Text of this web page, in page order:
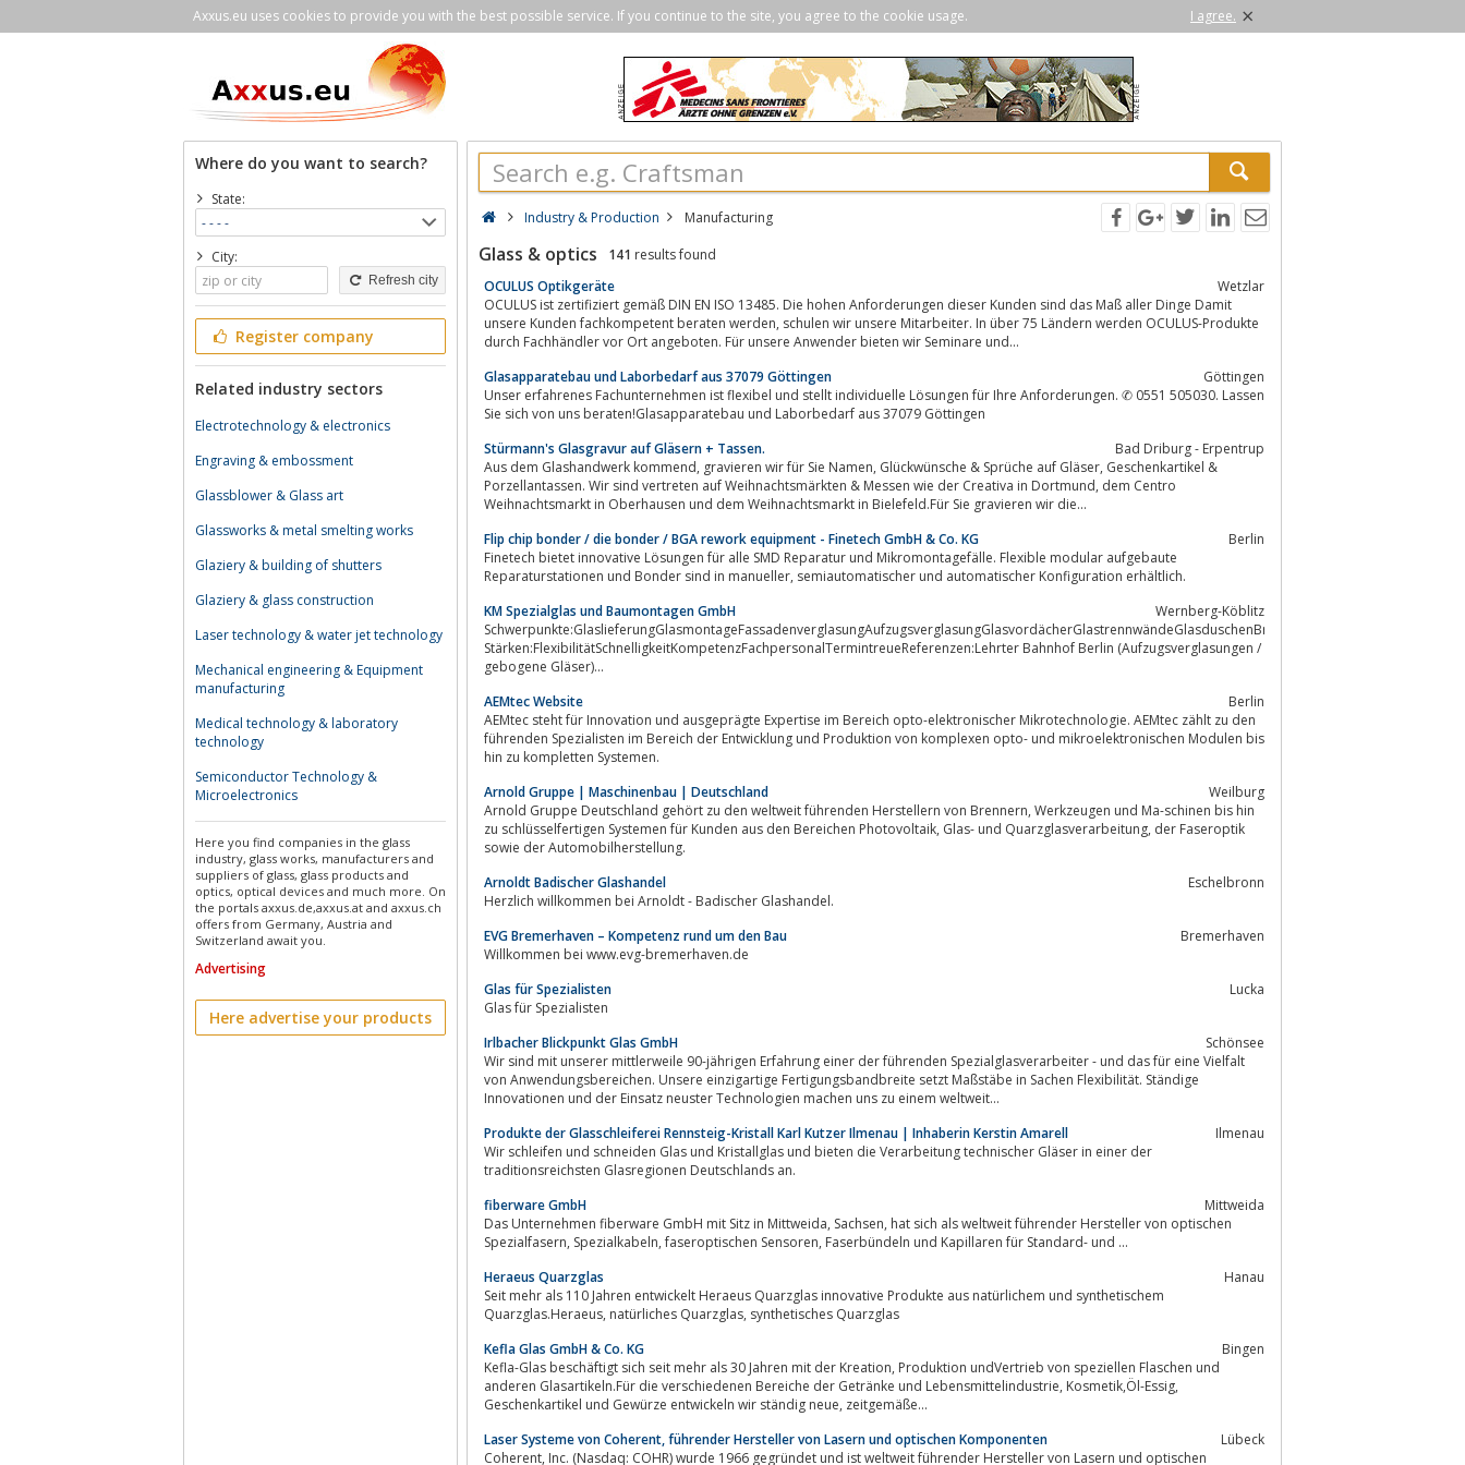
Axxus.eu uses cookies to provide you with the best possible service. If you continue to the site, you agree to the cookie usage. I agree. ×
Where do you want to search?
State:
City:
Refresh city
Register company
Related industry sectors
Electrotechnology & electronics
Engraving & embossment
Glassblower & Glass art
Glassworks & metal smelting works
Glaziery & building of shutters
Glaziery & glass construction
Laser technology & water jet technology
Mechanical engineering & Equipment
manufacturing
Medical technology & laboratory
technology
Semiconductor Technology &
Microelectronics
Here you find companies in the glass
industry, glass works, manufacturers and
suppliers of glass, glass products and
optics, optical devices and much more. On
the portals axxus.de,axxus.at and axxus.ch
offers from Germany, Austria and
Switzerland await you.
Advertising
Here advertise your products
Industry & Production Manufacturing
Glass & optics 141 results found
OCULUS Optikgeräte
Wetzlar
OCULUS ist zertifiziert gemäß DIN EN ISO 13485. Die hohen Anforderungen dieser Kunden sind das Maß aller Dinge Damit
unsere Kunden fachkompetent beraten werden, schulen wir unsere Mitarbeiter. In über 75 Ländern werden OCULUS-Produkte
durch Fachhändler vor Ort angeboten. Für unsere Anwender bieten wir Seminare und...
Glasapparatebau und Laborbedarf aus 37079 Göttingen
Göttingen
Unser erfahrenes Fachunternehmen ist flexibel und stellt individuelle Lösungen für Ihre Anforderungen. ✆ 0551 505030. Lassen
Sie sich von uns beraten!Glasapparatebau und Laborbedarf aus 37079 Göttingen
Stürmann's Glasgravur auf Gläsern + Tassen.
Bad Driburg - Erpentrup
Aus dem Glashandwerk kommend, gravieren wir für Sie Namen, Glückwünsche & Sprüche auf Gläser, Geschenkartikel &
Porzellantassen. Wir sind vertreten auf Weihnachtsmärkten & Messen wie der Creativa in Dortmund, dem Centro
Weihnachtsmarkt in Oberhausen und dem Weihnachtsmarkt in Bielefeld.Für Sie gravieren wir die...
Flip chip bonder / die bonder / BGA rework equipment - Finetech GmbH & Co. KG
Berlin
Finetech bietet innovative Lösungen für alle SMD Reparatur und Mikromontagefälle. Flexible modular aufgebaute
Reparaturstationen und Bonder sind in manueller, semiautomatischer und automatischer Konfiguration erhältlich.
KM Spezialglas und Baumontagen GmbH
Wernberg-Köblitz
Schwerpunkte:GlaslieferungGlasmontageFassadenverglasungAufzugsverglasungGlasvordächerGlastrennwändeGlasduschenBrandschutzgläserUnsere
Stärken:FlexibilitätSchnelligkeitKompetenzFachpersonalTermintreueReferenzen:Lehrter Bahnhof Berlin (Aufzugsverglasungen /
gebogene Gläser)...
AEMtec Website
Berlin
AEMtec steht für Innovation und ausgeprägte Expertise im Bereich opto-elektronischer Mikrotechnologie. AEMtec zählt zu den
führenden Spezialisten im Bereich der Entwicklung und Produktion von komplexen opto- und mikroelektronischen Modulen bis
hin zu kompletten Systemen.
Arnold Gruppe | Maschinenbau | Deutschland
Weilburg
Arnold Gruppe Deutschland gehört zu den weltweit führenden Herstellern von Brennern, Werkzeugen und Ma-schinen bis hin
zu schlüsselfertigen Systemen für Kunden aus den Bereichen Photovoltaik, Glas- und Quarzglasverarbeitung, der Faseroptik
sowie der Automobilherstellung.
Arnoldt Badischer Glashandel
Eschelbronn
Herzlich willkommen bei Arnoldt - Badischer Glashandel.
EVG Bremerhaven – Kompetenz rund um den Bau
Bremerhaven
Willkommen bei www.evg-bremerhaven.de
Glas für Spezialisten
Lucka
Glas für Spezialisten
Irlbacher Blickpunkt Glas GmbH
Schönsee
Wir sind mit unserer mittlerweile 90-jährigen Erfahrung einer der führenden Spezialglasverarbeiter - und das für eine Vielfalt
von Anwendungsbereichen. Unsere einzigartige Fertigungsbandbreite setzt Maßstäbe in Sachen Flexibilität. Ständige
Innovationen und der Einsatz neuster Technologien machen uns zu einem weltweit...
Produkte der Glasschleiferei Rennsteig-Kristall Karl Kutzer Ilmenau | Inhaberin Kerstin Amarell
Ilmenau
Wir schleifen und schneiden Glas und Kristallglas und bieten die Verarbeitung technischer Gläser in einer der
traditionsreichsten Glasregionen Deutschlands an.
fiberware GmbH
Mittweida
Das Unternehmen fiberware GmbH mit Sitz in Mittweida, Sachsen, hat sich als weltweit führender Hersteller von optischen
Spezialfasern, Spezialkabeln, faseroptischen Sensoren, Faserbündeln und Kapillaren für Standard- und ...
Heraeus Quarzglas
Hanau
Seit mehr als 110 Jahren entwickelt Heraeus Quarzglas innovative Produkte aus natürlichem und synthetischem
Quarzglas.Heraeus, natürliches Quarzglas, synthetisches Quarzglas
Kefla Glas GmbH & Co. KG
Bingen
Kefla-Glas beschäftigt sich seit mehr als 30 Jahren mit der Kreation, Produktion undVertrieb von speziellen Flaschen und
anderen Glasartikeln.Für die verschiedenen Bereiche der Getränke und Lebensmittelindustrie, Kosmetik,Öl-Essig,
Geschenkartikel und Gewürze entwickeln wir ständig neue, zeitgemäße...
Laser Systeme von Coherent, führender Hersteller von Lasern und optischen Komponenten
Lübeck
Coherent, Inc. (Nasdaq: COHR) wurde 1966 gegründet und ist weltweit führender Hersteller von Lasern und optischen